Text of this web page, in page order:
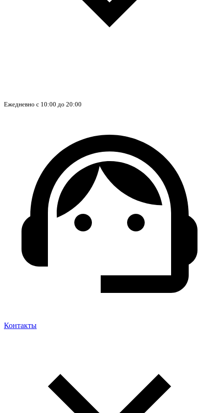
Ежедневно с 10:00 до 20:00
Контакты